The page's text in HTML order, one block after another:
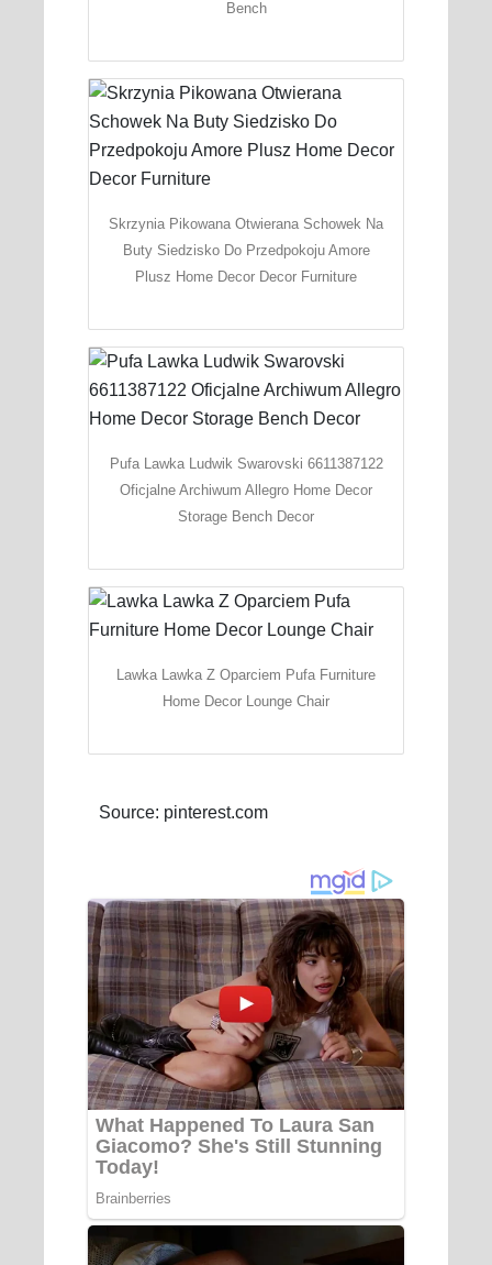
Bench
Skrzynia Pikowana Otwierana Schowek Na
Buty Siedzisko Do Przedpokoju Amore
Plusz Home Decor Decor Furniture
Pufa Lawka Ludwik Swarovski 6611387122
Oficjalne Archiwum Allegro Home Decor
Storage Bench Decor
Lawka Lawka Z Oparciem Pufa Furniture
Home Decor Lounge Chair
Source: pinterest.com